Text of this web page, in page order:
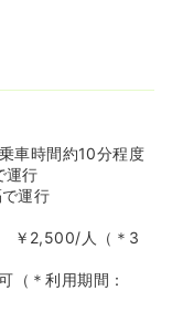
車時間約10分程度
運行
運行
￥2,500/人（＊3
（＊利用期間：